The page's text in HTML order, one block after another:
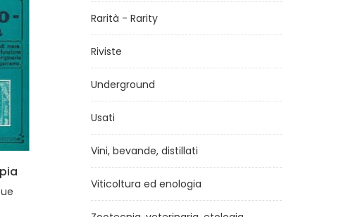
La tribù degli alberi
diStefano Mancuso
€17,00
Rarità - Rarity
Riviste
Underground
Usati
Vini, bevande, distillati
Viticoltura ed enologia